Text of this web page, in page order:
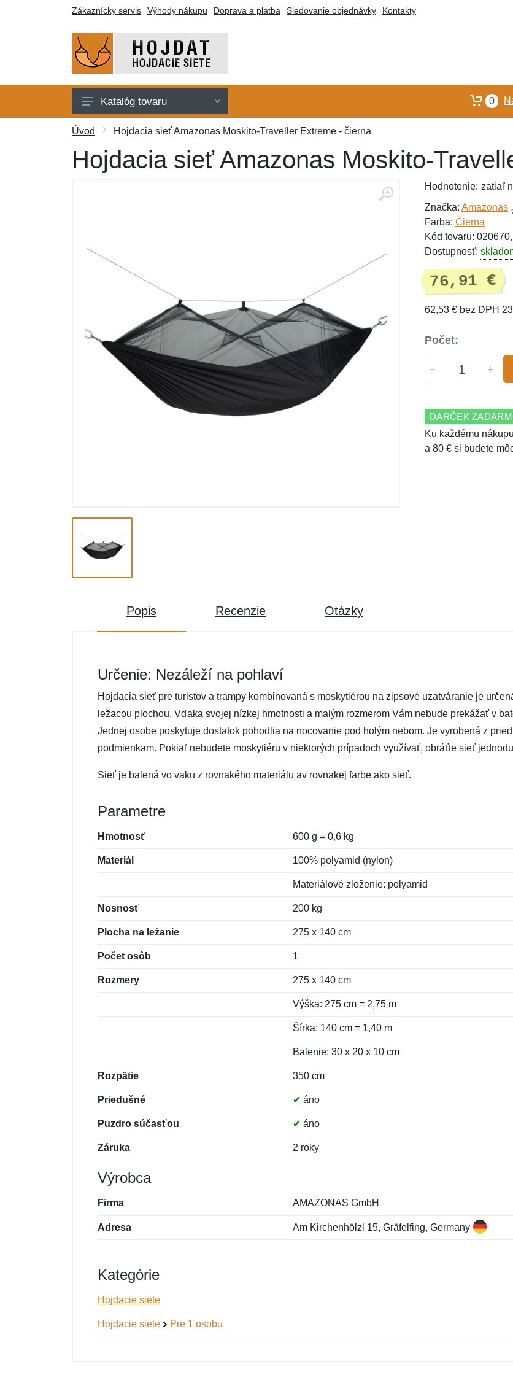
Zákaznícky servis Výhody nákupu Doprava a platba Sledovanie objednávky Kontakty
Hojdacie siete
Hojdacie kreslá
Stojany
Výpredaj
Katalóg tovaru 0
Úvod Hojdacia sieť Amazonas Moskito-Traveller Extreme - čierna
Hojdacia sieť Amazonas Moskito-
Hodnotenie: zatiaľ
Značka: Amazonas
Farba: Čierna
Kód tovaru:
Dostupnosť:
76,91 €
62,53 € bez DPH
Počet:
DARČEK
Ku každému
a 80 € si budete
Popis Recenzie Otázky
Určenie: Nezáleží na pohlaví
Hojdacia sieť pre turistov a trampy kombinovaná s moskytiérou na zipsové uzatváranie je
ležacou plochou. Vďaka svojej nízkej hmotnosti a malým rozmerom Vám nebude prekážať v
Jednej osobe poskytuje dostatok pohodlia na nocovanie pod holým nebom. Je vyrobená z
podmienkam. Pokiaľ nebudete moskytiéru v niektorých prípadoch využívať, obráťte sieť
Sieť je balená vo vaku z rovnakého materiálu av rovnakej farbe ako sieť.
Parametre
Hmotnosť 600 g = 0,6 kg
Materiál 100% polyamid (nylon)
Materiálové zloženie: polyamid
Nosnosť 200 kg
Plocha na ležanie 275 x 140 cm
Počet osôb 1
Rozmery 275 x 140 cm
Výška: 275 cm = 2,75 m
Šírka: 140 cm = 1,40 m
Balenie: 30 x 20 x 10 cm
Rozpätie 350 cm
Priedušné ✔ áno
Puzdro súčasťou ✔ áno
Záruka 2 roky
Výrobca
Firma AMAZONAS GmbH
Adresa Am Kirchenhölzl 15, Gräfelfing, Germany
Kategórie
Hojdacie siete
Hojdacie siete Pre 1 osobu